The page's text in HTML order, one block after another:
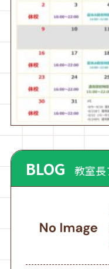
BLOG 教室